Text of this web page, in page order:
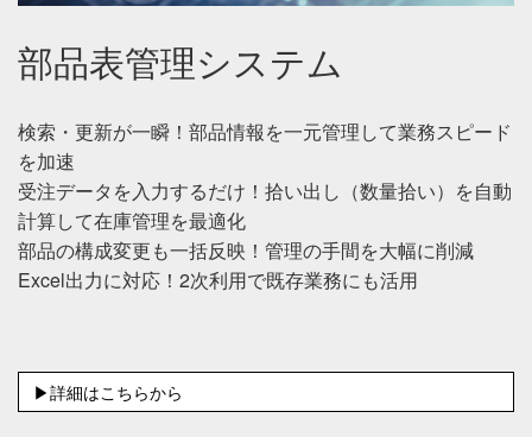
部品表管理システム
検索・更新が一瞬！部品情報を一元管理して業務スピード
を加速
受注データを入力するだけ！拾い出し（数量拾い）を自動
計算して在庫管理を最適化
部品の構成変更も一括反映！管理の手間を大幅に削減
Excel出力に対応！2次利用で既存業務にも活用
▶詳細はこちらから